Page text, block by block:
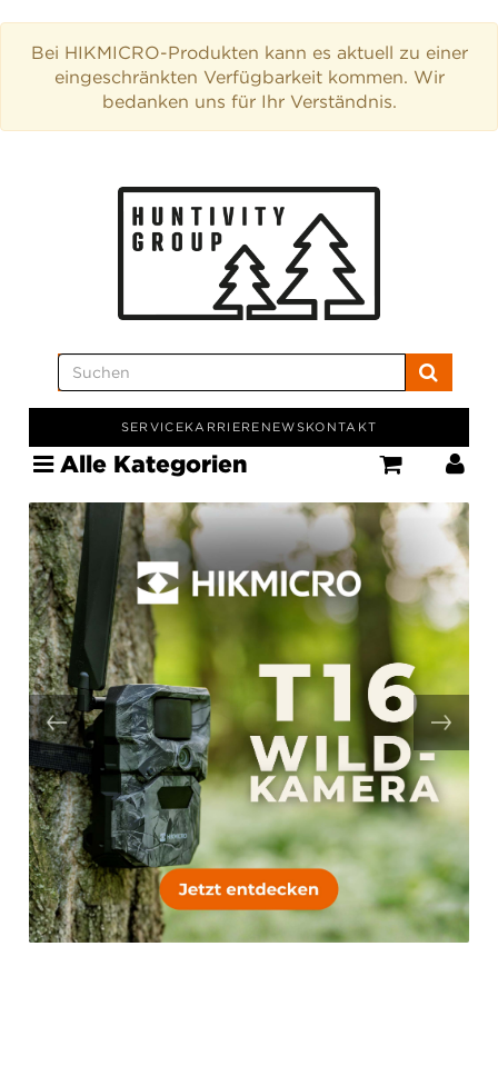
Bei HIKMICRO-Produkten kann es aktuell zu einer
eingeschränkten Verfügbarkeit kommen. Wir
bedanken uns für Ihr Verständnis.
SERVICEKARRIERE NEWSKONTAKT
Alle Kategorien